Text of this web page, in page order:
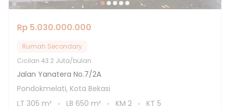
Rp 5.030.000.000
Rumah Secondary
Cicilan 43.2 Juta/bulan
Jalan Yanatera No.7/2A
Pondokmelati, Kota Bekasi
LT 305 m² LB 650 m² KM 2 KT 5